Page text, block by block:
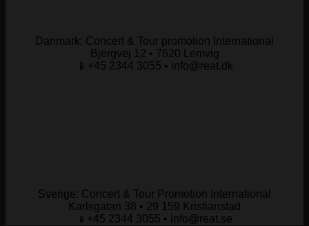
Danmark: Concert & Tour promotion International
Bjergvej 12 • 7620 Lemvig
📱+45 2344 3055 • info@reat.dk
Sverige: Concert & Tour Promotion International
Karlsgatan 38 • 29 159 Kristianstad
📱 +45 2344 3055 • info@reat.se